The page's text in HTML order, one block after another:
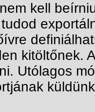
kell
kitöltőnek.
Utólagos